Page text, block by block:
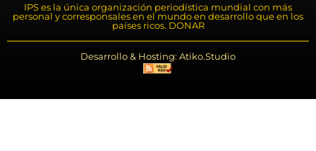
IPS es la única organización periodística mundial con más
personal y corresponsales en el mundo en desarrollo que en los
países ricos. DONAR
Desarrollo & Hosting: Atiko.Studio